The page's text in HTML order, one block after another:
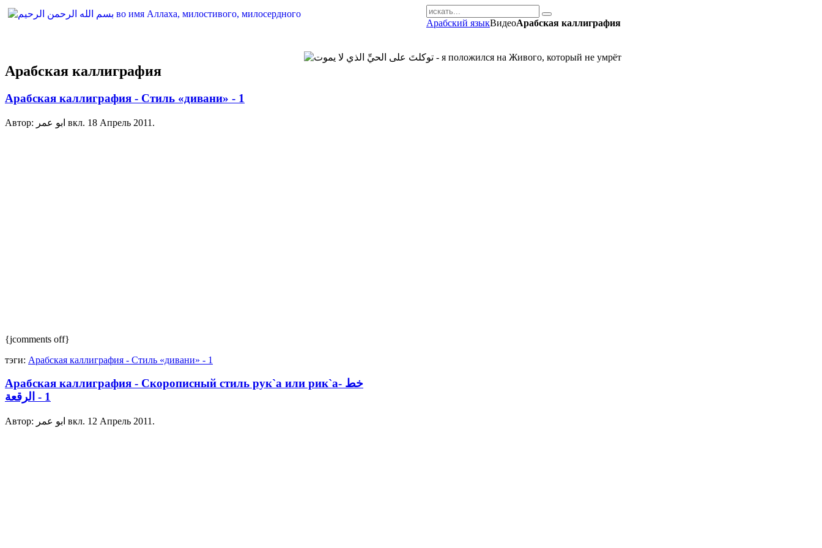
Арабский языкВидеоАрабская каллиграфия
Арабская каллиграфия
Арабская каллиграфия - Стиль «дивани» - 1
Автор: ابو عمر вкл. 18 Апрель 2011 .
{jcomments off}
тэги: Арабская каллиграфия - Стиль «дивани» - 1
Арабская каллиграфия - Скорописный стиль рук`а или рик`а- خط
الرقعة‎‎ - 1
Автор: ابو عمر вкл. 12 Апрель 2011 .